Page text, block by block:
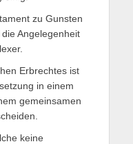
zu Gunsten
Angelegenheit
Erbrechtes ist
in einem
gemeinsamen
keine